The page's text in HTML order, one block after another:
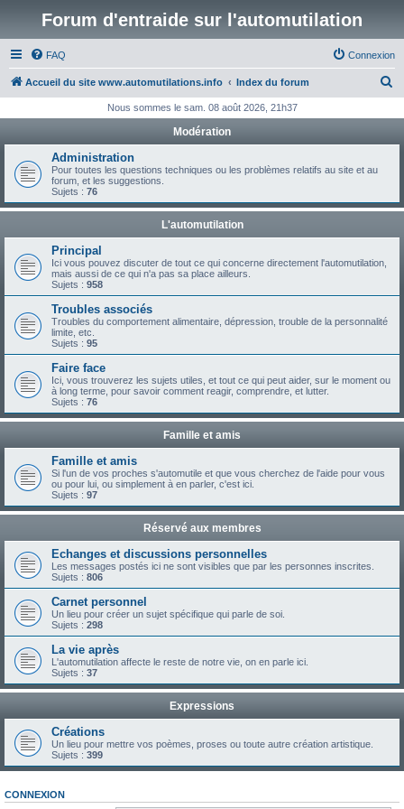
Forum d'entraide sur l'automutilation
FAQ Connexion
Accueil du site www.automutilations.info Index du forum
h
c
Nous sommes le sam. 08 août 2026, 21h37
Modération
Administration
Pour toutes les questions techniques ou les problèmes relatifs au site et au
forum, et les suggestions.
Sujets : 76
L'automutilation
Principal
Ici vous pouvez discuter de tout ce qui concerne directement l'automutilation,
mais aussi de ce qui n'a pas sa place ailleurs.
Sujets : 958
Troubles associés
Troubles du comportement alimentaire, dépression, trouble de la personnalité
limite, etc.
Sujets : 95
Faire face
Ici, vous trouverez les sujets utiles, et tout ce qui peut aider, sur le moment ou
à long terme, pour savoir comment reagir, comprendre, et lutter.
Sujets : 76
Famille et amis
Famille et amis
Si l'un de vos proches s'automutile et que vous cherchez de l'aide pour vous
ou pour lui, ou simplement à en parler, c'est ici.
Sujets : 97
Réservé aux membres
Echanges et discussions personnelles
Les messages postés ici ne sont visibles que par les personnes inscrites.
Sujets : 806
Carnet personnel
Un lieu pour créer un sujet spécifique qui parle de soi.
Sujets : 298
La vie après
L'automutilation affecte le reste de notre vie, on en parle ici.
Sujets : 37
Expressions
Créations
Un lieu pour mettre vos poèmes, proses ou toute autre création artistique.
Sujets : 399
CONNEXION